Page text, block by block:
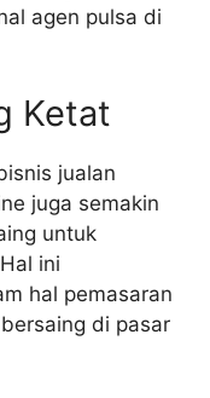
agen pulsa di
Ketat
jualan
juga semakin
untuk
ini
hal pemasaran
di pasar